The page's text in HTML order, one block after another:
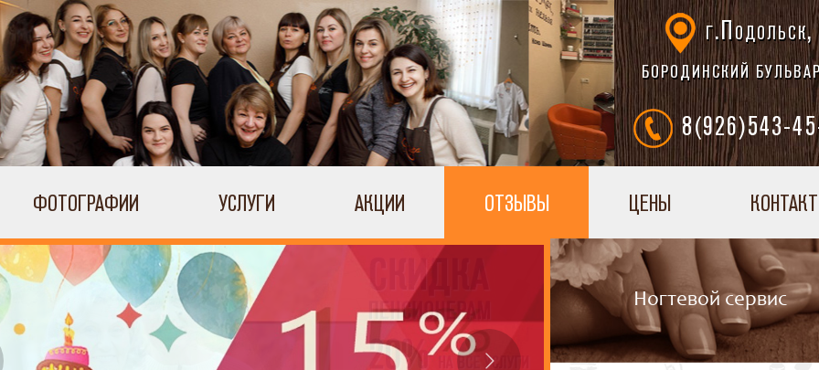
г.Подольск,
БОРОДИНСКИЙ
8(926)543-
ФОТОГРАФИИ УСЛУГИ АКЦИИ ОТЗЫВЫ ЦЕНЫ
Ногтевой сервис